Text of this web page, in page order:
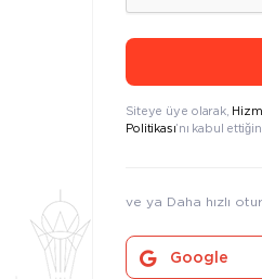
Siteye üye olarak,
Politikası’nı kabul
ve ya Daha hızlı
Google